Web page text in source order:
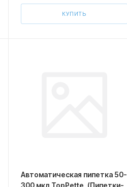
КУПИТЬ
Автоматическая пипетка 50-
300 мкл TopPette, (Пипетки-